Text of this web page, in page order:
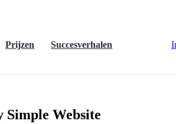
Prijzen Succesverhalen
Website